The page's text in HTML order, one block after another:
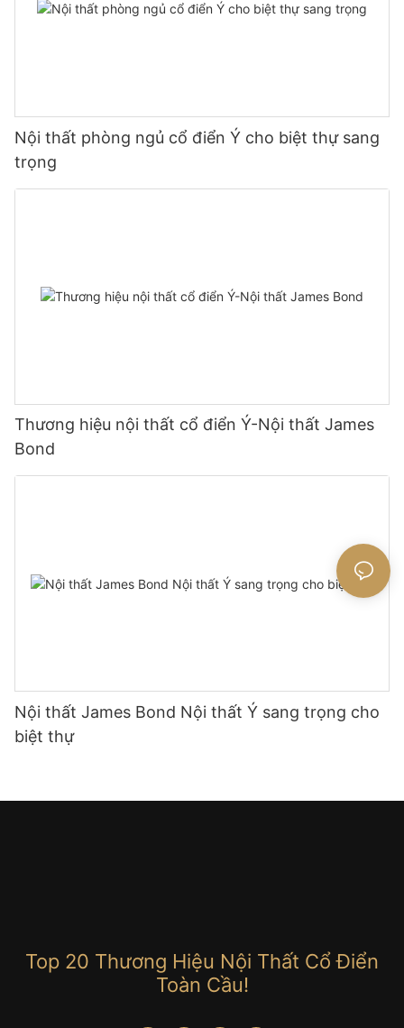
Nội thất phòng ngủ cổ điển Ý cho biệt thự sang
trọng
Thương hiệu nội thất cổ điển Ý-Nội thất James
Bond
Nội thất James Bond Nội thất Ý sang trọng cho
biệt thự
Top 20 Thương Hiệu Nội Thất Cổ Điển
Toàn Cầu!